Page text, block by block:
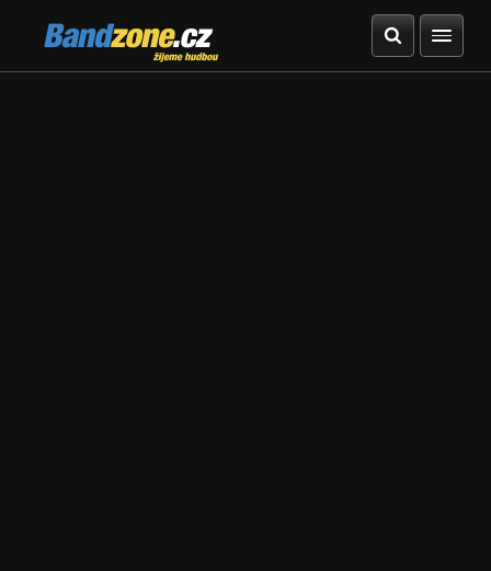
Bandzone.cz
žijeme hudbou